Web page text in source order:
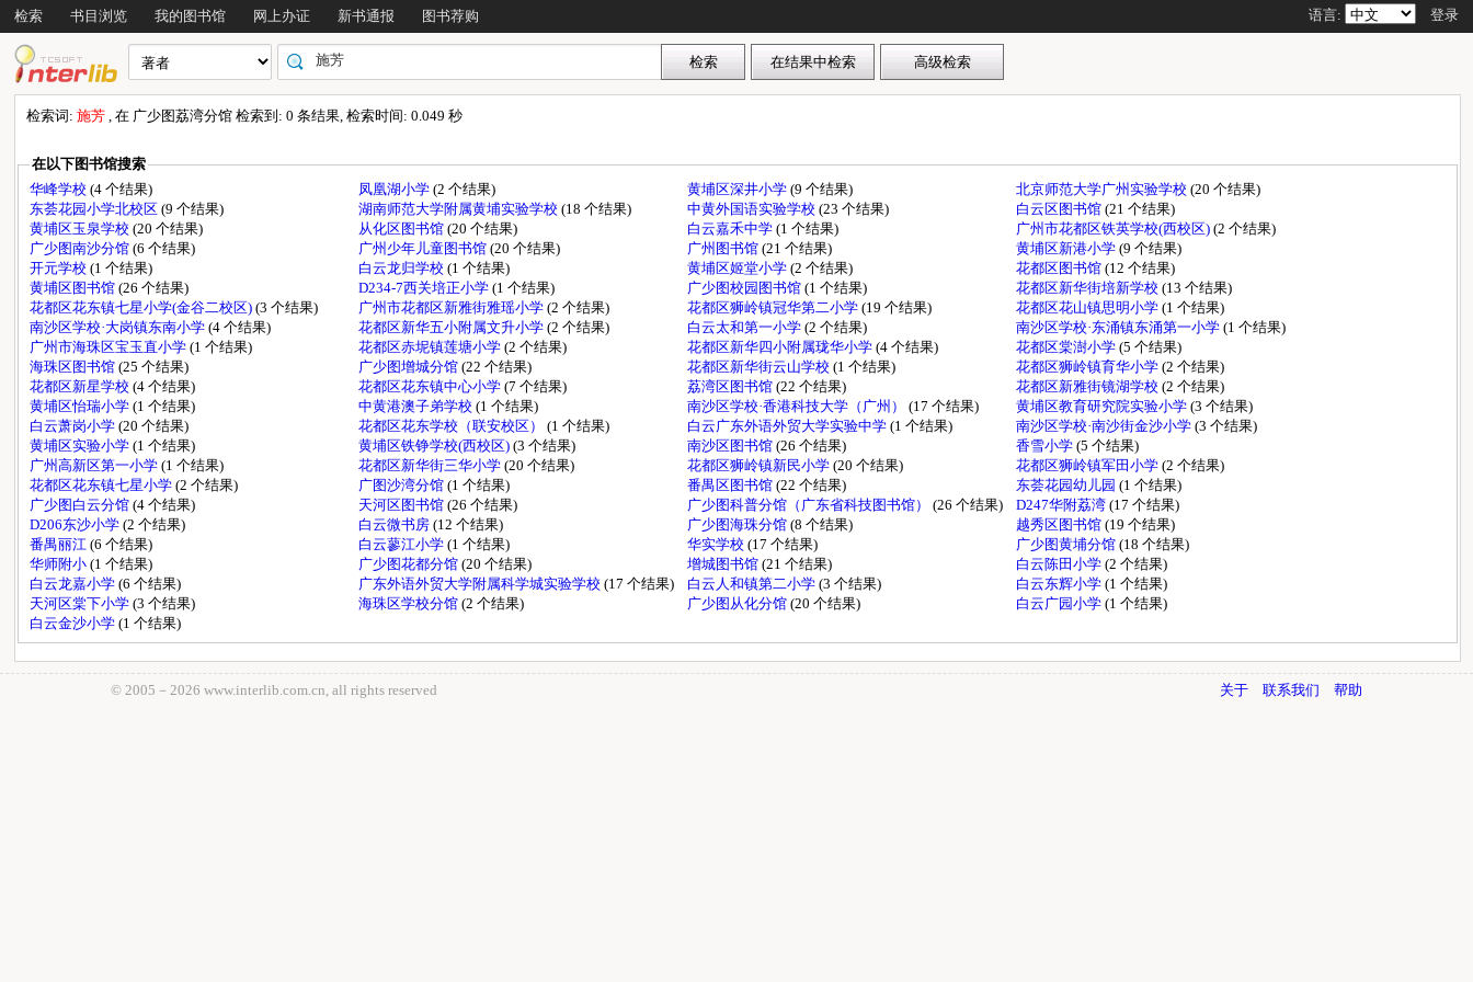
检索 书目浏览 我的图书馆 网上办证 新书通报 图书荐购 语言: 登录
检索词:施芳, 在 广少图荔湾分馆 检索到: 0 条结果, 检索时间: 0.049 秒
在以下图书馆搜索
华峰学校(4 个结果) 凤凰湖小学(2 个结果) 黄埔区深井小学(9 个结果) 北京师范大学广州实验学校(20 个结果)
东荟花园小学北校区(9 个结果) 湖南师范大学附属黄埔实验学校(18 个结果) 中黄外国语实验学校(23 个结果) 白云区图书馆(21 个结果)
黄埔区玉泉学校(20 个结果) 从化区图书馆(20 个结果) 白云嘉禾中学(1 个结果) 广州市花都区铁英学校(西校区)(2 个结果)
广少图南沙分馆(6 个结果) 广州少年儿童图书馆(20 个结果) 广州图书馆(21 个结果) 黄埔区新港小学(9 个结果)
开元学校(1 个结果) 白云龙归学校(1 个结果) 黄埔区姬堂小学(2 个结果) 花都区图书馆(12 个结果)
黄埔区图书馆(26 个结果) D234-7西关培正小学(1 个结果) 广少图校园图书馆(1 个结果) 花都区新华街培新学校(13 个结果)
花都区花东镇七星小学(金谷二校区)(3 个结果) 广州市花都区新雅街雅瑶小学(2 个结果) 花都区狮岭镇冠华第二小学(19 个结果) 花都区花山镇思明小学(1 个结果)
南沙区学校·大岗镇东南小学(4 个结果) 花都区新华五小附属文升小学(2 个结果) 白云太和第一小学(2 个结果) 南沙区学校·东涌镇东涌第一小学(1 个结果)
广州市海珠区宝玉直小学(1 个结果) 花都区赤坭镇莲塘小学(2 个结果) 花都区新华四小附属珑华小学(4 个结果) 花都区棠澍小学(5 个结果)
海珠区图书馆(25 个结果) 广少图增城分馆(22 个结果) 花都区新华街云山学校(1 个结果) 花都区狮岭镇育华小学(2 个结果)
花都区新星学校(4 个结果) 花都区花东镇中心小学(7 个结果) 荔湾区图书馆(22 个结果) 花都区新雅街镜湖学校(2 个结果)
黄埔区怡瑞小学(1 个结果) 中黄港澳子弟学校(1 个结果) 南沙区学校·香港科技大学（广州）(17 个结果) 黄埔区教育研究院实验小学(3 个结果)
白云萧岗小学(20 个结果) 花都区花东学校（联安校区）(1 个结果) 白云广东外语外贸大学实验中学(1 个结果) 南沙区学校·南沙街金沙小学(3 个结果)
黄埔区实验小学(1 个结果) 黄埔区铁铮学校(西校区)(3 个结果) 南沙区图书馆(26 个结果) 香雪小学(5 个结果)
广州高新区第一小学(1 个结果) 花都区新华街三华小学(20 个结果) 花都区狮岭镇新民小学(20 个结果) 花都区狮岭镇军田小学(2 个结果)
花都区花东镇七星小学(2 个结果) 广图沙湾分馆(1 个结果) 番禺区图书馆(22 个结果) 东荟花园幼儿园(1 个结果)
广少图白云分馆(4 个结果) 天河区图书馆(26 个结果) 广少图科普分馆（广东省科技图书馆）(26 个结果) D247华附荔湾(17 个结果)
D206东沙小学(2 个结果) 白云微书房(12 个结果) 广少图海珠分馆(8 个结果) 越秀区图书馆(19 个结果)
番禺丽江(6 个结果) 白云蓼江小学(1 个结果) 华实学校(17 个结果) 广少图黄埔分馆(18 个结果)
华师附小(1 个结果) 广少图花都分馆(20 个结果) 增城图书馆(21 个结果) 白云陈田小学(2 个结果)
白云龙嘉小学(6 个结果) 广东外语外贸大学附属科学城实验学校(17 个结果) 白云人和镇第二小学(3 个结果) 白云东辉小学(1 个结果)
天河区棠下小学(3 个结果) 海珠区学校分馆(2 个结果) 广少图从化分馆(20 个结果) 白云广园小学(1 个结果)
白云金沙小学(1 个结果)
© 2005－ 2026 www.interlib.com.cn, all rights reserved 关于 联系我们 帮助